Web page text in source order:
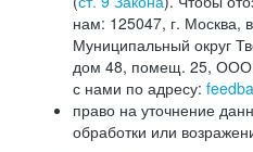
нам: 125047, г. Москва,
Муниципальный округ
дом 48, помещ. 25, ООО
с нами по адресу:
право на уточнение
обработки или